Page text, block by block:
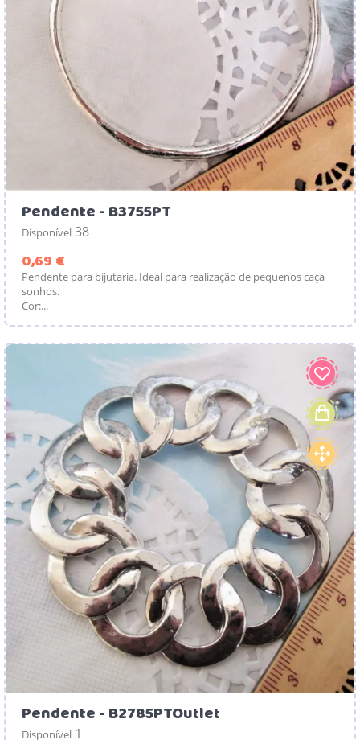
Pendente - B3755PT
Disponível 38
0,69 €
Pendente para bijutaria. Ideal para realização de pequenos caça
sonhos.
Cor:...
Pendente - B2785PTOutlet
Disponível 1